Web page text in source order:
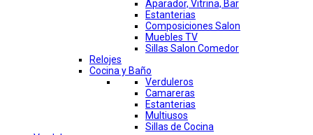
Aparador, Vitrina, Bar
Estanterias
Composiciones Salon
Muebles TV
Sillas Salon Comedor
Relojes
Cocina y Baño
Verduleros
Camareras
Estanterias
Multiusos
Sillas de Cocina